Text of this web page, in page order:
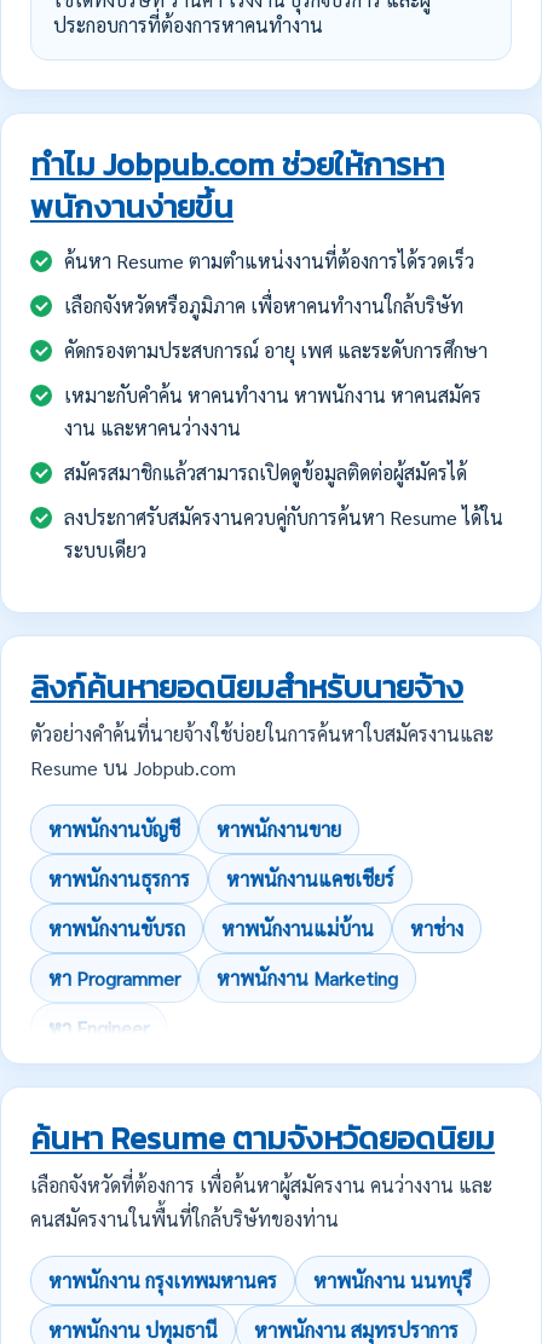
ประกอบการที่ต้องการหาคนทำงาน
ทำไม Jobpub.com ช่วยให้การหา
พนักงานง่ายขึ้น
ค้นหา Resume ตามตำแหน่งงานที่ต้องการได้รวดเร็ว
เลือกจังหวัดหรือภูมิภาค เพื่อหาคนทำงานใกล้บริษัท
คัดกรองตามประสบการณ์ อายุ เพศ และระดับการศึกษา
เหมาะกับคำค้น หาคนทำงาน หาพนักงาน หาคนสมัคร
งาน และหาคนว่างงาน
สมัครสมาชิกแล้วสามารถเปิดดูข้อมูลติดต่อผู้สมัครได้
ลงประกาศรับสมัครงานควบคู่กับการค้นหา Resume ได้ใน
ระบบเดียว
ลิงก์ค้นหายอดนิยมสำหรับนายจ้าง
ตัวอย่างคำค้นที่นายจ้างใช้บ่อยในการค้นหาใบสมัครงานและ
Resume บน Jobpub.com
หาพนักงานบัญชี
หาพนักงานขาย
หาพนักงานธุรการ
หาพนักงานแคชเชียร์
หาพนักงานขับรถ
หาพนักงานแม่บ้าน
หาช่าง
หา Programmer
หาพนักงาน Marketing
หา Engineer
ค้นหา Resume ตามจังหวัดยอดนิยม
เลือกจังหวัดที่ต้องการ เพื่อค้นหาผู้สมัครงาน คนว่างงาน และ
คนสมัครงานในพื้นที่ใกล้บริษัทของท่าน
หาพนักงาน กรุงเทพมหานคร
หาพนักงาน นนทบุรี
หาพนักงาน ปทุมธานี
หาพนักงาน สมุทรปราการ